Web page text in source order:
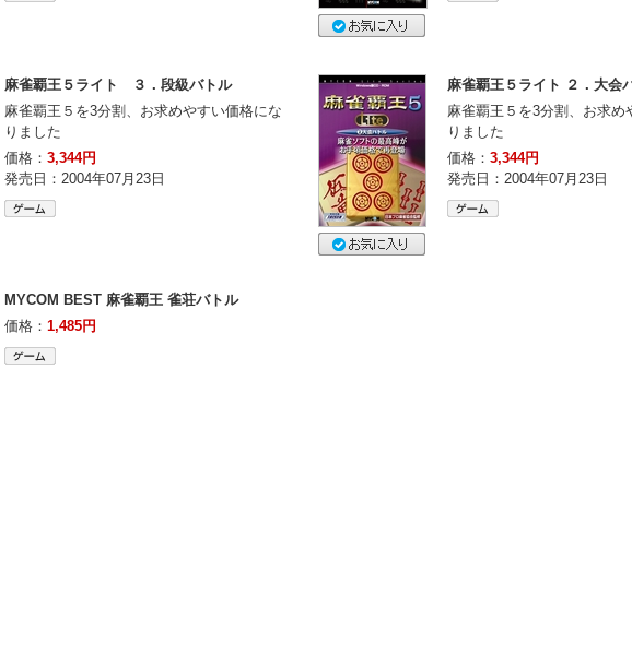
麻雀覇王５ライト ３．段級バトル
麻雀覇王５を3分割、お求めやすい価格にな
りました
価格： 3,344円
発売日：2004年07月23日
麻雀覇王５ライト ２．大会
麻雀覇王５を3分割、お求め
りました
価格： 3,344円
発売日：2004年07月23日
MYCOM BEST 麻雀覇王 雀荘バトル
価格： 1,485円